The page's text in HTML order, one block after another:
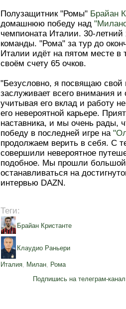
Полузащитник "Ромы" Брайан
домашнюю победу над
чемпионата Италии. 30-летний
команды. "Рома" за тур до
Италии идёт на пятом месте в
своём счету 65 очков.
"Безусловно, я посвящаю свой
заслуживает всего внимания
учитывая его вклад и работу
его невероятной карьере.
наставника, и мы очень рады,
победу в последней игре на
продолжаем верить в себя. С
совершили невероятное
подобное. Мы прошли большой
останавливаться на
интервью DAZN.
Теги:
Брайан Кристанте
Клаудио Раньери
Италия, Милан, Рома
Подпишись на телеграм-